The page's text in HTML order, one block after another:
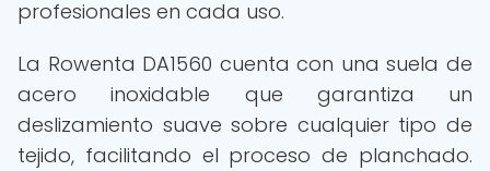
profesionales en cada uso.
La Rowenta DA1560 cuenta con una suela de
acero inoxidable que garantiza un
deslizamiento suave sobre cualquier tipo de
tejido, facilitando el proceso de planchado.